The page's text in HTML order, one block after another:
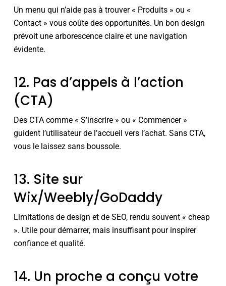
Un menu qui n’aide pas à trouver « Produits » ou «
Contact » vous coûte des opportunités. Un bon design
prévoit une arborescence claire et une navigation
évidente.
12. Pas d’appels à l’action
(CTA)
Des CTA comme « S’inscrire » ou « Commencer »
guident l’utilisateur de l’accueil vers l’achat. Sans CTA,
vous le laissez sans boussole.
13. Site sur
Wix/Weebly/GoDaddy
Limitations de design et de SEO, rendu souvent « cheap
». Utile pour démarrer, mais insuffisant pour inspirer
confiance et qualité.
14. Un proche a conçu votre